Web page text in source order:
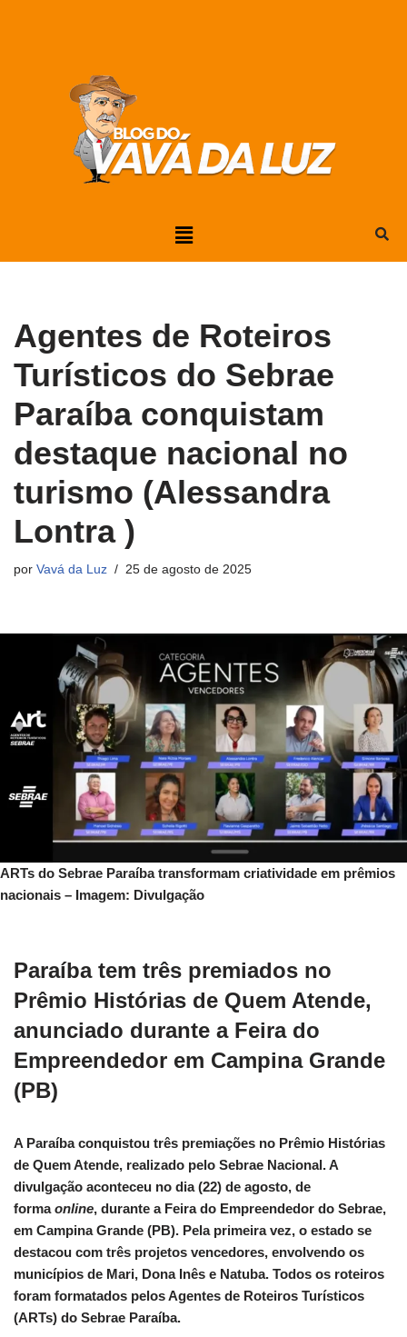
Agentes de Roteiros
Turísticos do Sebrae
Paraíba conquistam
destaque nacional no
turismo (Alessandra
Lontra )
por Vavá da Luz 25 de agosto de 2025
ARTs do Sebrae Paraíba transformam criatividade em prêmios
nacionais – Imagem: Divulgação
Paraíba tem três premiados no
Prêmio Histórias de Quem Atende,
anunciado durante a Feira do
Empreendedor em Campina Grande
(PB)
A Paraíba conquistou três premiações no Prêmio Histórias
de Quem Atende, realizado pelo Sebrae Nacional. A
divulgação aconteceu no dia (22) de agosto, de
formaonline, durante a Feira do Empreendedor do Sebrae,
em Campina Grande (PB). Pela primeira vez, o estado se
destacou com três projetos vencedores, envolvendo os
municípios de Mari, Dona Inês e Natuba. Todos os roteiros
foram formatados pelos Agentes de Roteiros Turísticos
(ARTs) do Sebrae Paraíba.